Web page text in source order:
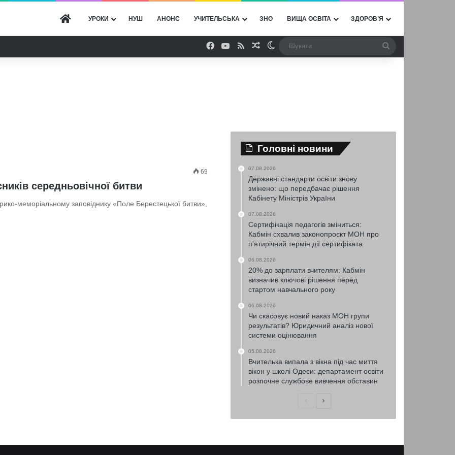
ГОЛОВНА
УРОКИ НУШ АНОНС УЧИТЕЛЬСЬКА ЗНО ВИЩА ОСВІТА ЗДОРОВ’Я
Facebook
YouTube
RSSВипадкова стаття
Switch skin
69
середньовічної битви
меморіальному заповіднику «Поле Берестецької битви»,
Головні новини
07.08.2026
Державні стандарти освіти знову
змінено: що передбачає рішення
Кабінету Міністрів України
07.08.2026
Сертифікація педагогів зміниться:
Кабмін схвалив законопроєкт МОН про
п’ятирічний термін дії сертифіката
06.08.2026
20% до зарплати вчителям: Кабмін
визначив ключові рішення перед
стартом навчального року
06.08.2026
Чи скасовує новий наказ МОН групи
результатів? Юридичний аналіз нової
системи оцінювання
05.08.2026
Вчителька випала з вікна під час миття
вікон у школі Одеси: департамент освіти
розпочне службове вивчення обставин
ПопередняНаступна